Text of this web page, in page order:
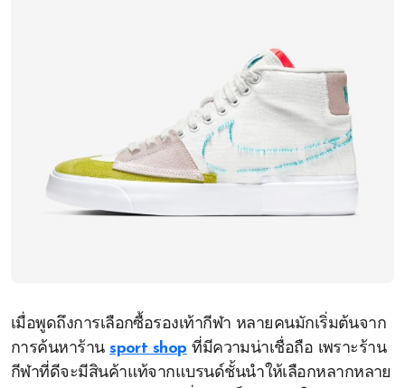
เมื่อพูดถึงการเลือกซื้อรองเท้ากีฬา หลายคนมักเริ่มต้นจาก
การค้นหาร้านsport shop ที่มีความน่าเชื่อถือ เพราะร้าน
กีฬาที่ดีจะมีสินค้าแท้จากแบรนด์ชั้นนำให้เลือกหลากหลาย